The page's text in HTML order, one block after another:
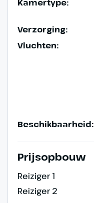
Kamertype:
Verzorging:
Vluchten:
Beschikbaarheid:
Prijsopbouw
Reiziger 1
Reiziger 2